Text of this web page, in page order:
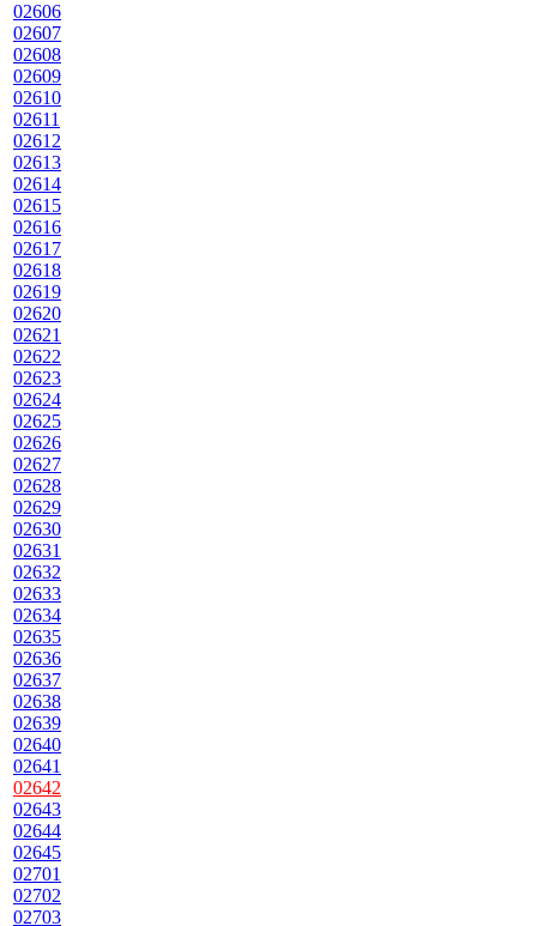
02606
02607
02608
02609
02610
02611
02612
02613
02614
02615
02616
02617
02618
02619
02620
02621
02622
02623
02624
02625
02626
02627
02628
02629
02630
02631
02632
02633
02634
02635
02636
02637
02638
02639
02640
02641
02642
02643
02644
02645
02701
02702
02703